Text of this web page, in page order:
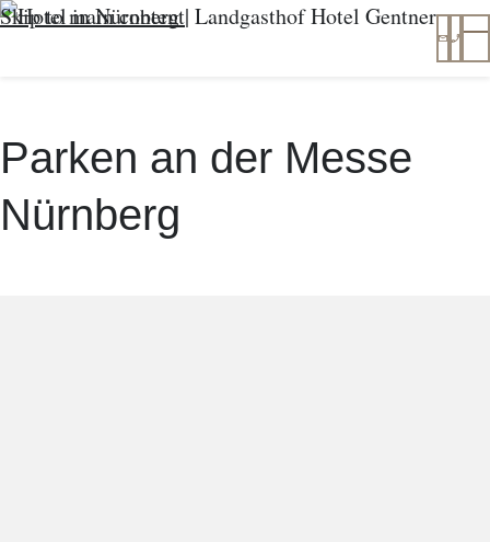
Skip to main content
Parken an der Messe
Nürnberg